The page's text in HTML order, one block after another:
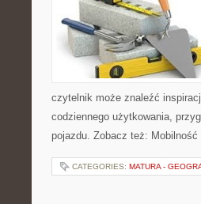
czytelnik może znaleźć
codziennego użytkowania,
pojazdu. Zobacz też:
CATEGORIES: MATURA -